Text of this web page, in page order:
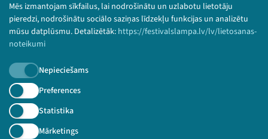
Mēs izmantojam sīkfailus, lai nodrošinātu un uzlabotu lietotāju
pieredzi, nodrošinātu sociālo saziņas līdzekļu funkcijas un analizētu
mūsu datplūsmu. Detalizētāk: https://festivalslampa.lv/lv/lietosanas-
noteikumi
Nepieciešams
Preferences
Statistika
Mārketings